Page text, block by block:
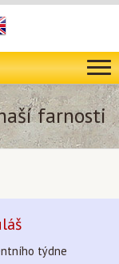
farnosti
týdne